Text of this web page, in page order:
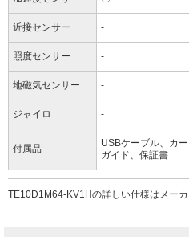
近接センサー -
照度センサー -
地磁気センサー -
ジャイロ -
付属品
USBケーブル、カ
ガイド、保証書
TE10D1M64-KV1Hの詳しい仕様は メー